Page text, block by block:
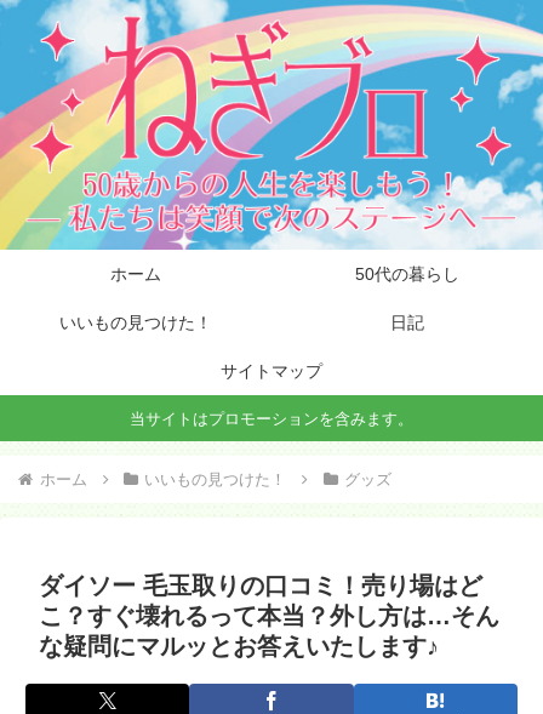
ホーム 50代の暮らし
いいもの見つけた！ 日記
サイトマップ
当サイトはプロモーションを含みます。
ホーム いいもの見つけた！ グッズ
ダイソー 毛玉取りの口コミ！売り場はど
こ？すぐ壊れるって本当？外し方は…そん
な疑問にマルッとお答えいたします♪